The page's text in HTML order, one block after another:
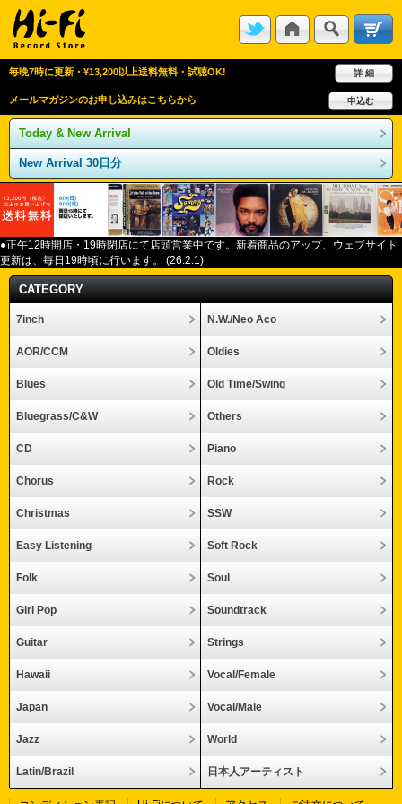
毎晩7時に更新・¥13,200以上送料無料・試聴OK! 詳 細
メールマガジンのお申し込みはこちらから 申込む
Today & New Arrival
New Arrival 30日分
●正午12時開店・ 19時閉店にて店頭営業中です。新着商品のアップ、ウェブサイト
更新は、毎日 19時頃に行います。 (26.2.1)
CATEGORY
7inch N.W./Neo Aco
AOR/CCM Oldies
Blues Old Time/Swing
Bluegrass/C&W Others
CD Piano
Chorus Rock
Christmas SSW
Easy Listening Soft Rock
Folk Soul
Girl Pop Soundtrack
Guitar Strings
Hawaii Vocal/Female
Japan Vocal/Male
Jazz World
Latin/Brazil 日本人アーティスト